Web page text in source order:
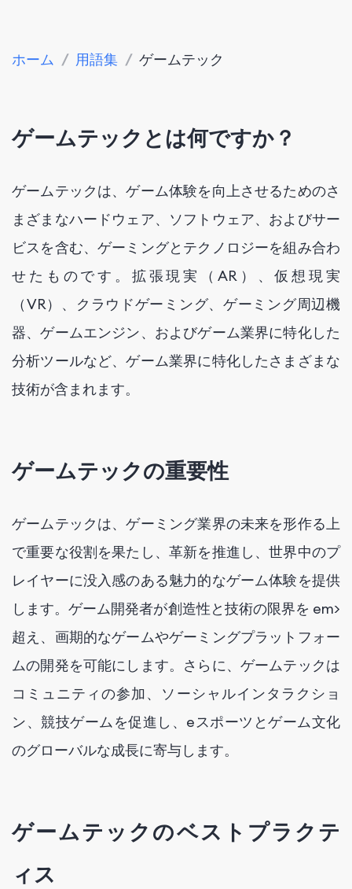
ホーム / 用語集 / ゲームテック
ゲームテックとは何ですか？
ゲームテックは、ゲーム体験を向上させるためのさ
まざまなハードウェア、ソフトウェア、およびサー
ビスを含む、ゲーミングとテクノロジーを組み合わ
せたものです。拡張現実（AR）、仮想現実
（VR）、クラウドゲーミング、ゲーミング周辺機
器、ゲームエンジン、およびゲーム業界に特化した
分析ツールなど、ゲーム業界に特化したさまざまな
技術が含まれます。
ゲームテックの重要性
ゲームテックは、ゲーミング業界の未来を形作る上
で重要な役割を果たし、革新を推進し、世界中のプ
レイヤーに没入感のある魅力的なゲーム体験を提供
します。ゲーム開発者が創造性と技術の限界を em>
超え、画期的なゲームやゲーミングプラットフォー
ムの開発を可能にします。さらに、ゲームテックは
コミュニティの参加、ソーシャルインタラクショ
ン、競技ゲームを促進し、eスポーツとゲーム文化
のグローバルな成長に寄与します。
ゲームテックのベストプラクテ
ィス